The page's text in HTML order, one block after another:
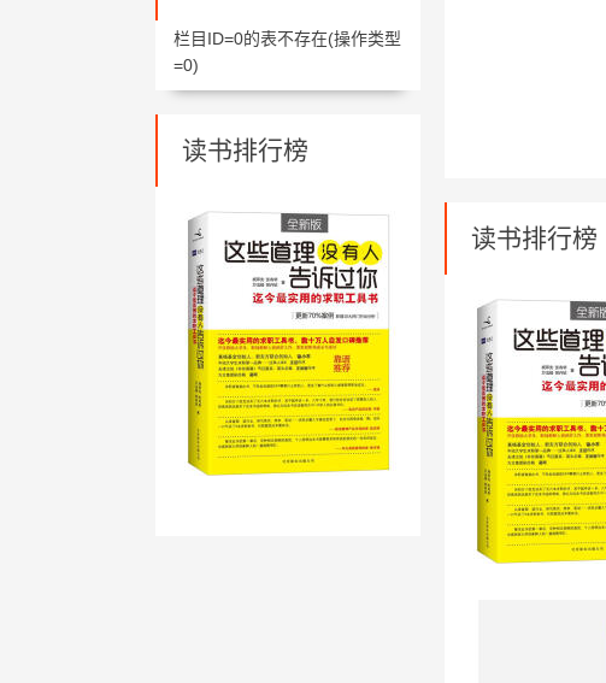
栏目ID=0的表不存在(操作类型
=0)
读书排行榜
读书排行榜